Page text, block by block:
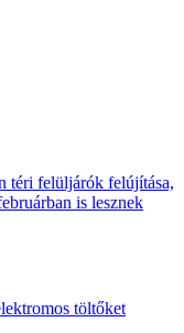
téri felüljárók felújítása,
is lesznek
töltőket